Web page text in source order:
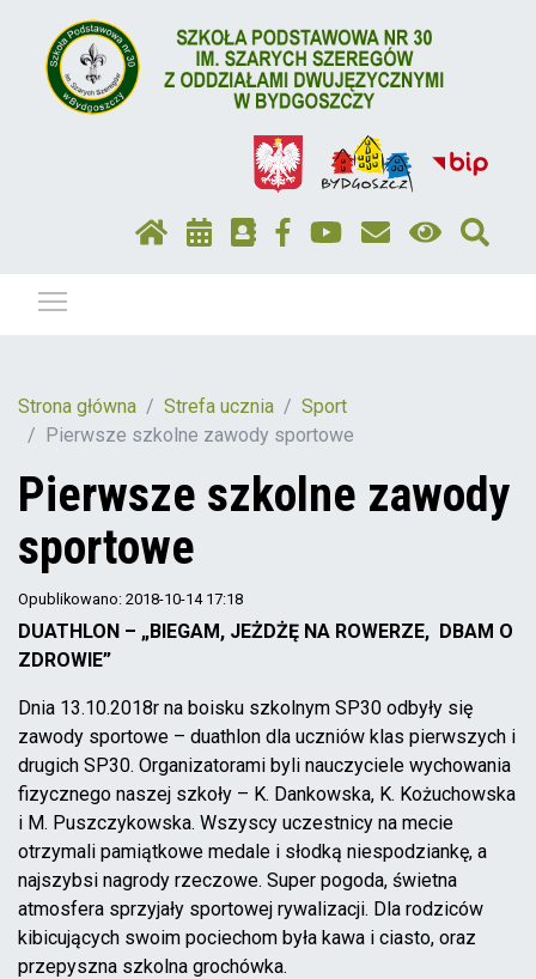
Strona główna Strefa ucznia
Sport
Pierwsze szkolne zawody sportowe
Pierwsze szkolne zawody
sportowe
Opublikowano: 2018-10-14 17:18
DUATHLON – „BIEGAM, JEŻDŻĘ NA ROWERZE, DBAM O
ZDROWIE”
Dnia 13.10.2018r na boisku szkolnym SP30 odbyły się
zawody sportowe – duathlon dla uczniów klas pierwszych i
drugich SP30. Organizatorami byli nauczyciele wychowania
fizycznego naszej szkoły – K. Dankowska, K. Kożuchowska
i M. Puszczykowska. Wszyscy uczestnicy na mecie
otrzymali pamiątkowe medale i słodką niespodziankę, a
najszybsi nagrody rzeczowe. Super pogoda, świetna
atmosfera sprzyjały sportowej rywalizacji. Dla rodziców
kibicujących swoim pociechom była kawa i ciasto, oraz
przepyszna szkolna grochówka.